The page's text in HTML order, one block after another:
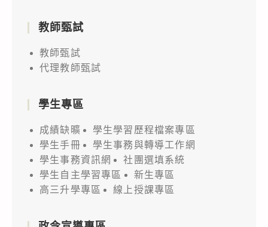
教師甄試
教師甄試
代理教師甄試
學生專區
成績缺曠
學生學習歷程檔案專區
學生手冊
學生事務與轉導工作網
學生事務資訊網
社團選填系統
學生自主學習專區
新生專區
高三升學專區
線上授課專區